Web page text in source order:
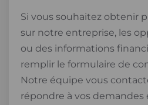
Si vous souhaitez obtenir
sur notre entreprise, les
ou des informations
remplir le formulaire de
Notre équipe vous
répondre à vos demandes